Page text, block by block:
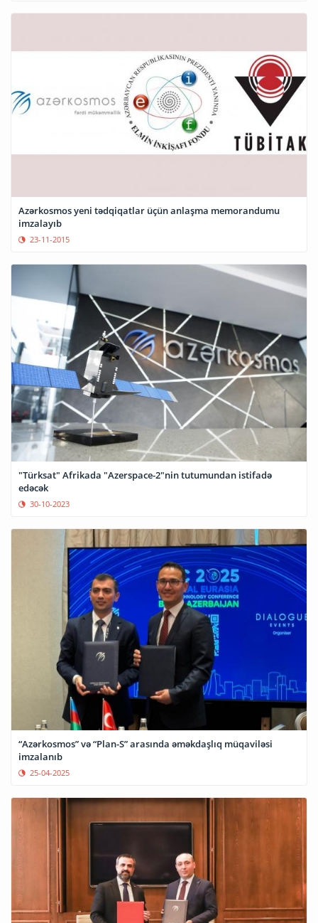
Azərkosmos yeni tədqiqatlar üçün anlaşma memorandumu
imzalayıb
23-11-2015
"Türksat" Afrikada "Azerspace-2"nin tutumundan istifadə
edəcək
30-10-2023
“Azərkosmos” və “Plan-S” arasında əməkdaşlıq müqaviləsi
imzalanıb
25-04-2025